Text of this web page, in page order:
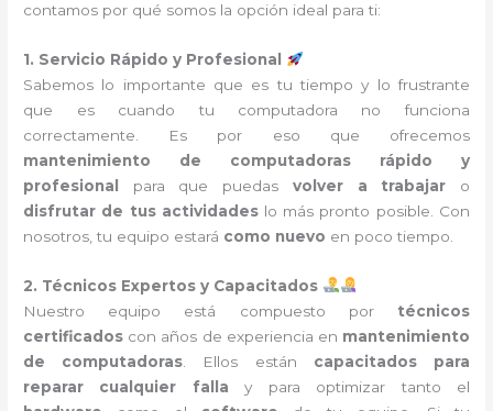
contamos por qué somos la opción ideal para ti:
1. Servicio Rápido y Profesional
Sabemos lo importante que es tu tiempo y lo frustrante
que es cuando tu computadora no funciona
correctamente. Es por eso que ofrecemos
mantenimiento de computadoras rápido y
profesional
para que puedas volver a trabajar o
disfrutar de tus actividadeslo más pronto posible. Con
nosotros, tu equipo estará como nuevo en poco tiempo.
2. Técnicos Expertos y Capacitados
Nuestro equipo está compuesto por técnicos
certificados con años de experiencia en mantenimiento
de computadoras . Ellos están capacitados para
reparar cualquier falla y para optimizar tanto el